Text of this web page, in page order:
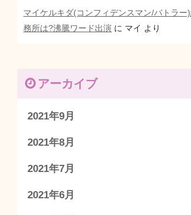
マイケルキダ(コンフィデンスマン/バトラー
務所は?沸騰ワード出演 に マイ より
アーカイブ
2021年9月
2021年8月
2021年7月
2021年6月